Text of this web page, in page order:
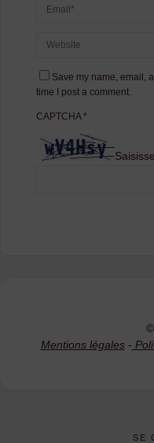
Save my name, email,
time I post a comment.
CAPTCHA*
Mentions légales-
SE